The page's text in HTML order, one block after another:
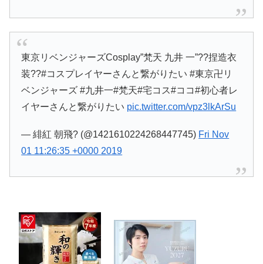
東京リベンジャーズCosplay”梵天 九井 一”??捏造衣
装??#コスプレイヤーさんと繋がりたい #東京卍リ
ベンジャーズ #九井一#梵天#宅コス#ココ#初心者レ
イヤーさんと繋がりたい pic.twitter.com/vpz3lkArSu
— 緋紅 朝飛? (@1421610224268447745) Fri Nov
01 11:26:35 +0000 2019